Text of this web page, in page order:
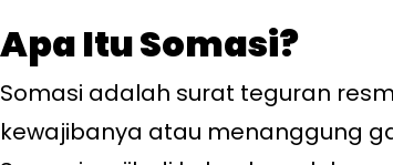
Apa Itu Somasi?
Somasi adalah surat teguran
kewajibanya atau menanggung